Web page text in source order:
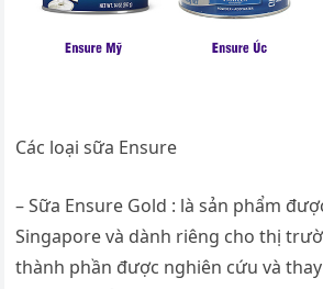
Các loại sữa Ensure
– Sữa Ensure Gold : là sản phẩm
Singapore và dành riêng cho thị
thành phần được nghiên cứu và